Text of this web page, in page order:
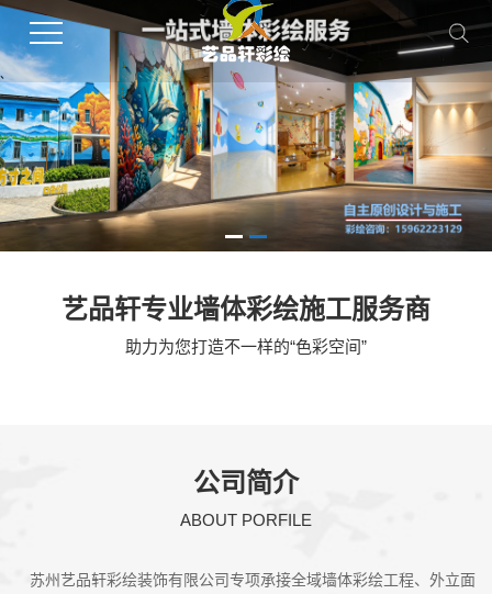
、
艺品轩专业墙体彩绘施工服务商
助力为您打造不一样的“色彩空间”
公司简介
ABOUT PORFILE
苏州艺品轩彩绘装饰有限公司专项承接全域墙体彩绘工程、外立面